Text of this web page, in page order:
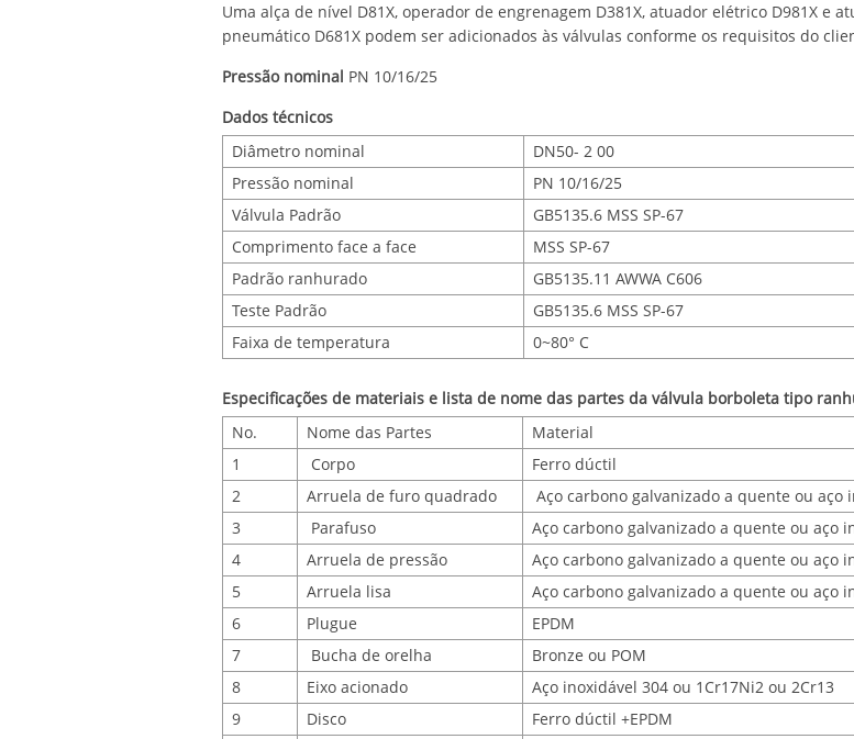
Uma alça de nível D81X, operador de engrenagem D381X, atuador elétrico D981X e
pneumático D681X podem ser adicionados às válvulas conforme os requisitos do
Pressão nominal PN 10/16/25
Dados técnicos
Diâmetro nominal
DN50- 2 00
Pressão nominal
PN 10/16/25
Válvula Padrão
GB5135.6 MSS SP-67
Comprimento face a face
MSS SP-67
Padrão ranhurado
GB5135.11 AWWA C606
Teste Padrão
GB5135.6 MSS SP-67
Faixa de temperatura
0~80° C
Especificações de materiais e lista de nome das partes da válvula borboleta tipo
No.
Nome das Partes
Material
1
Corpo
Ferro dúctil
2
Arruela de furo quadrado
Aço carbono galvanizado a quente ou aço
3
Parafuso
Aço carbono galvanizado a quente ou aço
4
Arruela de pressão
Aço carbono galvanizado a quente ou aço
5
Arruela lisa
Aço carbono galvanizado a quente ou aço
6
Plugue
EPDM
7
Bucha de orelha
Bronze ou POM
8
Eixo acionado
Aço inoxidável 304 ou 1Cr17Ni2 ou 2Cr13
9
Disco
Ferro dúctil +EPDM